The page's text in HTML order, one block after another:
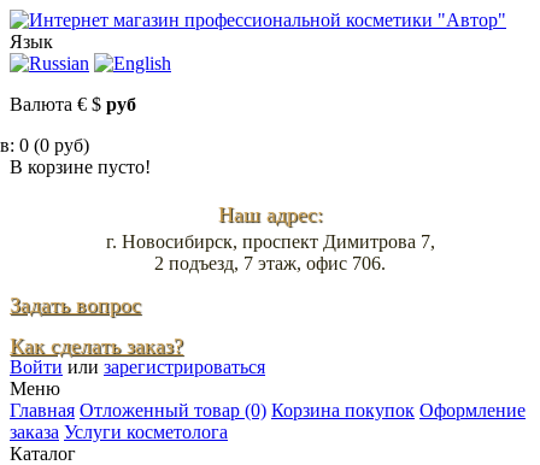
Язык
Валюта € $ руб
0 (0 руб)
В корзине пусто!
Наш адрес:
г. Новосибирск, проспект Димитрова 7,
2 подъезд, 7 этаж, офис 706.
Задать вопрос
Как сделать заказ?
Войти или зарегистрироваться
Меню
Главная Отложенный товар (0) Корзина покупок Оформление
заказа Услуги косметолога
Каталог